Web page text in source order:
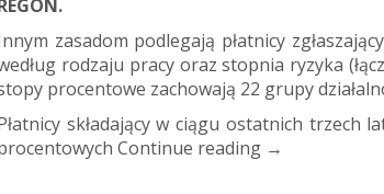
zasadom podlegają płatnicy
rodzaju pracy oraz stopnia ryzyka
procentowe zachowają 22 grupy
składający w ciągu ostatnich trzech
Continue reading →